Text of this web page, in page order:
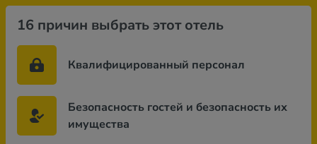
16 причин выбрать этот отель
Квалифицированный персонал
Безопасность гостей и безопасность их
имущества